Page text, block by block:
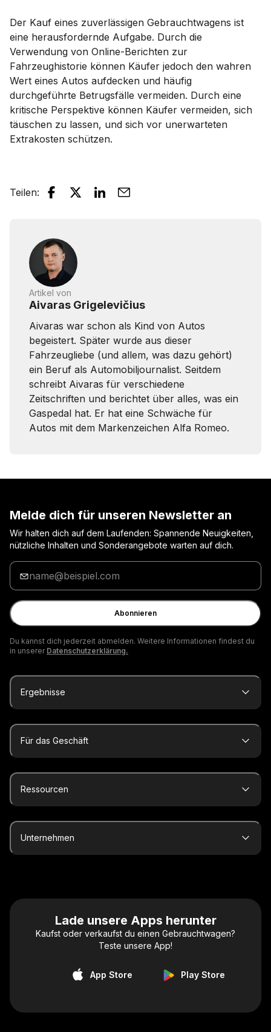
Der Kauf eines zuverlässigen Gebrauchtwagens ist
eine herausfordernde Aufgabe. Durch die
Verwendung von Online-Berichten zur
Fahrzeughistorie können Käufer jedoch den wahren
Wert eines Autos aufdecken und häufig
durchgeführte Betrugsfälle vermeiden. Durch eine
kritische Perspektive können Käufer vermeiden, sich
täuschen zu lassen, und sich vor unerwarteten
Extrakosten schützen.
Teilen:
Artikel von
Aivaras Grigelevičius
Aivaras war schon als Kind von Autos
begeistert. Später wurde aus dieser
Fahrzeugliebe (und allem, was dazu gehört)
ein Beruf als Automobiljournalist. Seitdem
schreibt Aivaras für verschiedene
Zeitschriften und berichtet über alles, was ein
Gaspedal hat. Er hat eine Schwäche für
Autos mit dem Markenzeichen Alfa Romeo.
Melde dich für unseren Newsletter an
Wir halten dich auf dem Laufenden: Spannende Neuigkeiten,
nützliche Inhalten und Sonderangebote warten auf dich.
Gib
deine
E-
Mail
ein
Abonnieren
Du kannst dich jederzeit abmelden. Weitere Informationen findest du
in unserer Datenschutzerklärung.
Ergebnisse
Für das Geschäft
Ressourcen
Unternehmen
Lade unsere Apps herunter
Kaufst oder verkaufst du einen Gebrauchtwagen?
Teste unsere App!
App Store Play Store